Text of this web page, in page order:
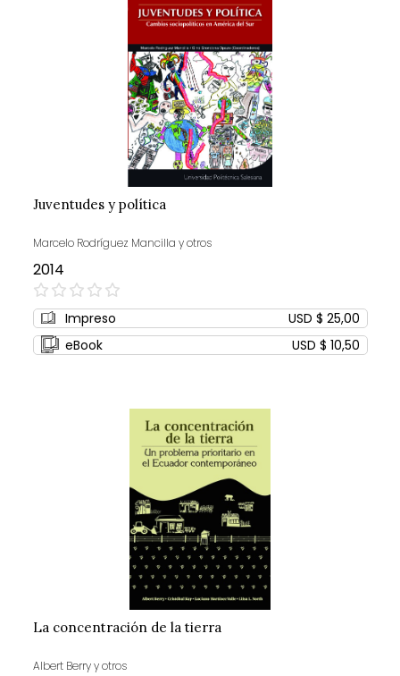
Juventudes y política
Marcelo Rodríguez Mancilla y otros
2014
0%
Impreso
USD $ 25,00
eBook
USD $ 10,50
La concentración de la tierra
Albert Berry y otros